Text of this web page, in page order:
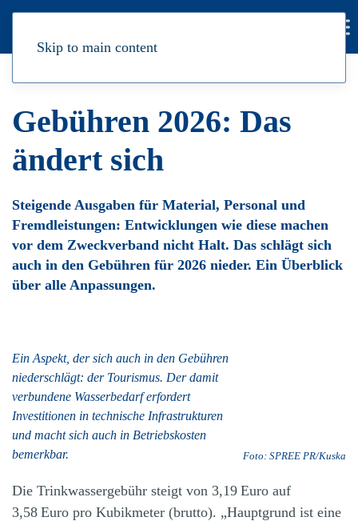
Skip to main content
Gebühren 2026: Das
ändert sich
Steigende Ausgaben für Material, Personal und
Fremdleistungen: Entwicklungen wie diese machen
vor dem Zweckverband nicht Halt. Das schlägt sich
auch in den Gebühren für 2026 nieder. Ein Überblick
über alle Anpassungen.
Ein Aspekt, der sich auch in den Gebühren
niederschlägt: der Tourismus. Der damit
verbundene Wasserbedarf erfordert
Investitionen in technische Infrastrukturen
und macht sich auch in Betriebskosten
bemerkbar.
Foto: SPREE PR/Kuska
Die Trinkwassergebühr steigt von 3,19 Euro auf
3,58 Euro pro Kubikmeter (brutto). „Hauptgrund ist eine